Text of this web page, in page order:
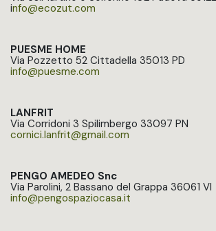
info@ecozut.com​
PUESME HOME
Via Pozzetto 52 Cittadella 35013 PD
info@puesme.com
LANFRIT
Via Corridoni 3 Spilimbergo 33097 PN
cornici.lanfrit@gmail.com​
PENGO AMEDEO Snc
Via Parolini, 2 Bassano del Grappa 36061 VI
info@pengospaziocasa.it​